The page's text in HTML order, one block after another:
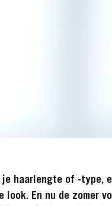
je haarlengte of -type,
look. En nu de zomer